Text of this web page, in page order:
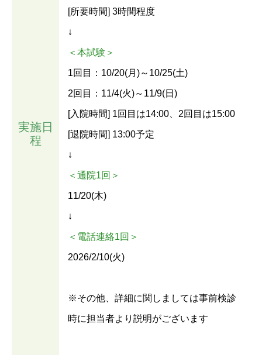
実施日
程
[所要時間] 3時間程度
↓
＜本試験＞
1回目：10/20(月)～10/25(土)
2回目：11/4(火)～11/9(日)
[入院時間] 1回目は14:00、2回目は15:00
[退院時間] 13:00予定
↓
＜通院1回＞
11/20(木)
↓
＜電話連絡1回＞
2026/2/10(火)
※その他、詳細に関しましては事前検診
時に担当者より説明がございます